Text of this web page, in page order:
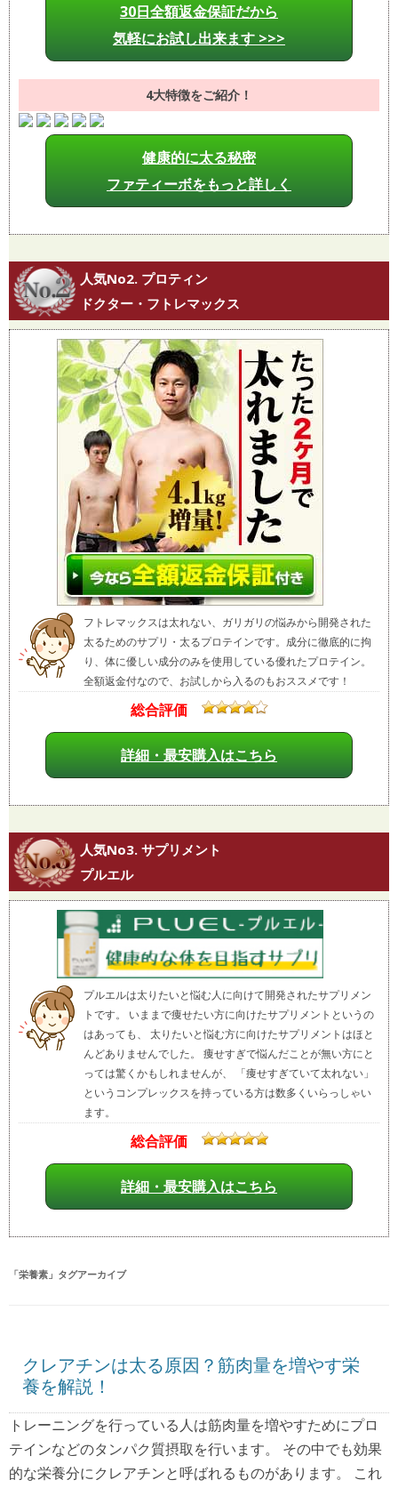
30日全額返金保証だから
気軽にお試し出来ます >>>
4大特徴をご紹介！
健康的に太る秘密
ファティーボをもっと詳しく
人気No2. プロティン
ドクター・フトレマックス
フトレマックスは太れない、ガリガリの悩みから開発された
太るためのサプリ・太るプロテインです。成分に徹底的に拘
り、体に優しい成分のみを使用している優れたプロテイン。
全額返金付なので、お試しから入るのもおススメです！
総合評価
詳細・最安購入はこちら
人気No3. サプリメント
プルエル
プルエルは太りたいと悩む人に向けて開発されたサプリメン
トです。 いままで痩せたい方に向けたサプリメントというの
はあっても、 太りたいと悩む方に向けたサプリメントはほと
んどありませんでした。 痩せすぎで悩んだことが無い方にと
っては驚くかもしれませんが、 「痩せすぎていて太れない」
というコンプレックスを持っている方は数多くいらっしゃい
ます。
総合評価
詳細・最安購入はこちら
「栄養素 」タグアーカイブ
クレアチンは太る原因？筋肉量を増やす栄
養を解説！
トレーニングを行っている人は筋肉量を増やすためにプロ
テインなどのタンパク質摂取を行います。 その中でも効果
的な栄養分にクレアチンと呼ばれるものがあります。 これ